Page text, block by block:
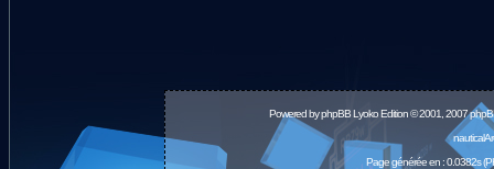
Powered byphpBBLyoko Edition © 2001, 2007
Page générée en : 0.0382s